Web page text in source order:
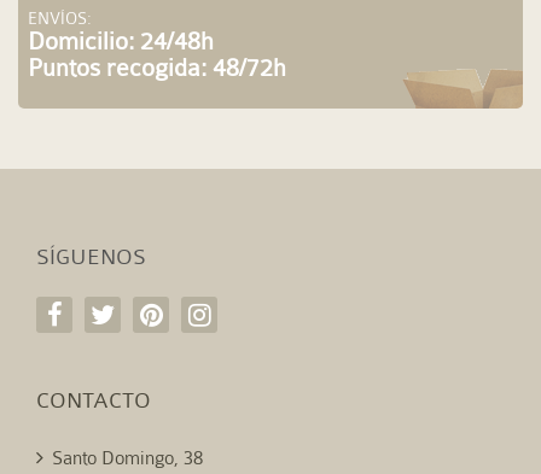
ENVÍOS:
Domicilio: 24/48h
Puntos recogida: 48/72h
SÍGUENOS
CONTACTO
Santo Domingo, 38